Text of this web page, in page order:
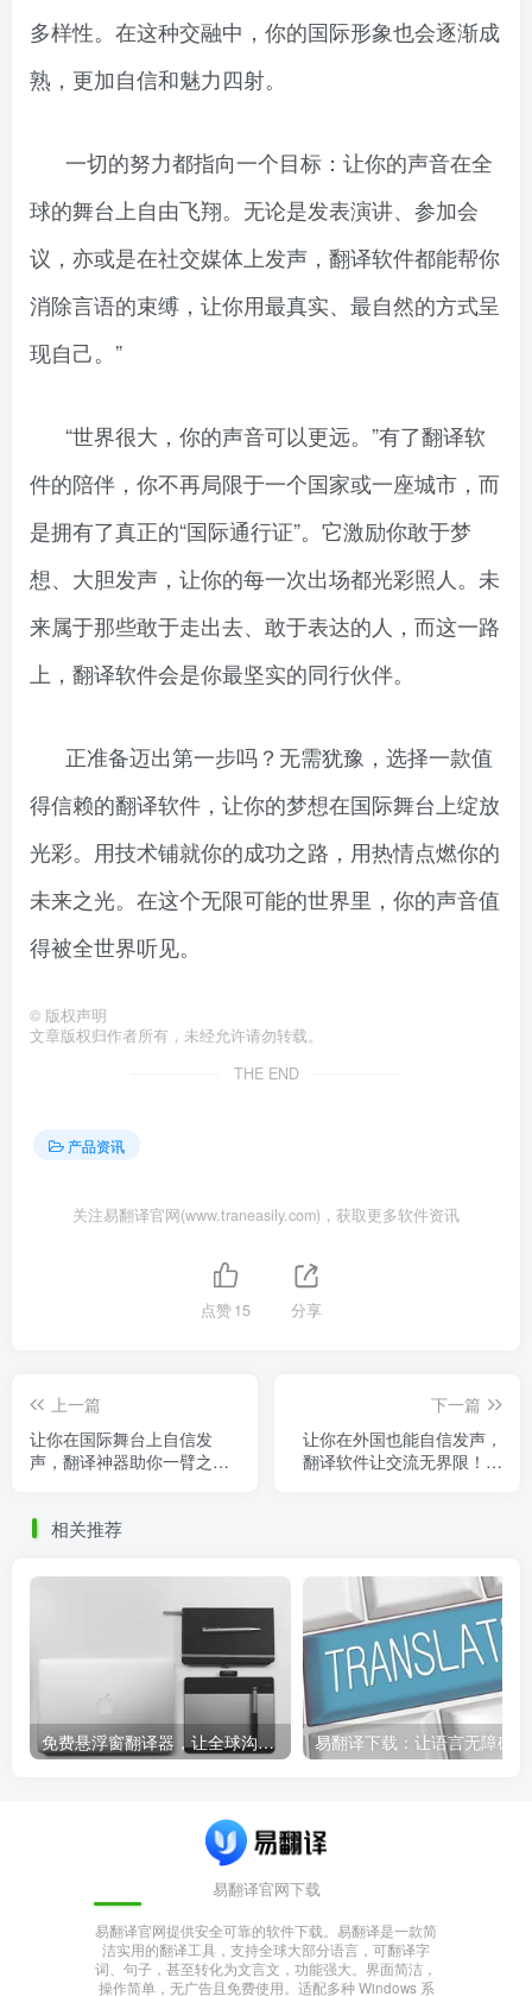
多样性。在这种交融中，你的国际形象也会逐渐成
熟，更加自信和魅力四射。
一切的努力都指向一个目标：让你的声音在全
球的舞台上自由飞翔。无论是发表演讲、参加会
议，亦或是在社交媒体上发声，翻译软件都能帮你
消除言语的束缚，让你用最真实、最自然的方式呈
现自己。”
“世界很大，你的声音可以更远。”有了翻译软
件的陪伴，你不再局限于一个国家或一座城市，而
是拥有了真正的“国际通行证”。它激励你敢于梦
想、大胆发声，让你的每一次出场都光彩照人。未
来属于那些敢于走出去、敢于表达的人，而这一路
上，翻译软件会是你最坚实的同行伙伴。
正准备迈出第一步吗？无需犹豫，选择一款值
得信赖的翻译软件，让你的梦想在国际舞台上绽放
光彩。用技术铺就你的成功之路，用热情点燃你的
未来之光。在这个无限可能的世界里，你的声音值
得被全世界听见。
© 版权声明
文章版权归作者所有，未经允许请勿转载。
THE END
产品资讯
关注易翻译官网(www.traneasily.com)，获取更多软件资讯
点赞15 分享
上一篇
让你在国际舞台上自信发
声，翻译神器助你一臂之
下一篇
让你在外国也能自信发声，
翻译软件让交流无界限！，
相关推荐
免费悬浮窗翻译器，让全球沟通无障碍！
易翻译官网下载
易翻译官网提供安全可靠的软件下载。易翻译是一款简
洁实用的翻译工具，支持全球大部分语言，可翻译字
词、句子，甚至转化为文言文，功能强大。界面简洁，
操作简单，无广告且免费使用。适配多种 Windows 系